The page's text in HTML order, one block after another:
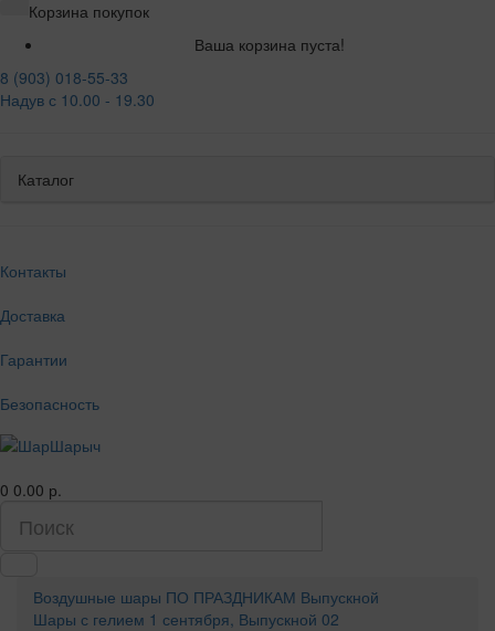
Корзина покупок
Ваша корзина пуста!
8 (903) 018-55-33
Надув с 10.00 - 19.30
Каталог
Контакты
Доставка
Гарантии
Безопасность
0 0.00 р.
Воздушные шары ПО ПРАЗДНИКАМ Выпускной
Шары с гелием 1 сентября, Выпускной 02